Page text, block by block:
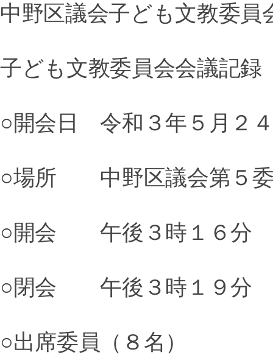
中野区議会子ども文教委員
子ども文教委員会会議記録
○開会日 令和３年５月２
○場所 中野区議会第５委
○開会 午後３時１６分
○閉会 午後３時１９分
○出席委員（８名）